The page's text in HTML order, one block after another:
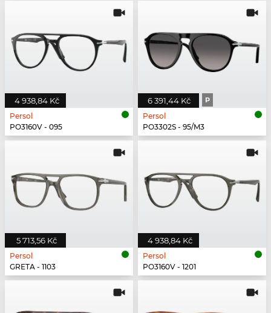
4 938,84 Kč
Persol
PO3160V - 095
6 391,44 Kč P
Persol
PO3302S - 95/M3
5 713,56 Kč
Persol
GRETA - 1103
4 938,84 Kč
Persol
PO3160V - 1201